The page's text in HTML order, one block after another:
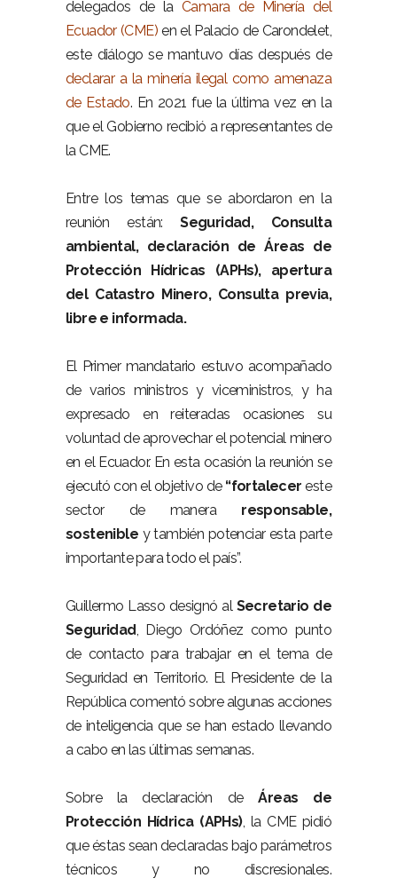
delegados de la Camara de Minería del
Ecuador (CME) en el Palacio de Carondelet,
este diálogo se mantuvo días después de
declarar a la minería ilegal como amenaza
de Estado. En 2021 fue la última vez en la
que el Gobierno recibió a representantes de
la CME.
Entre los temas que se abordaron en la
reunión están:Seguridad,
Consulta
ambiental, declaración de Áreas de
Protección Hídricas (APHs), apertura
del Catastro Minero, Consulta previa,
libre e informada.
El Primer mandatario estuvo acompañado
de varios ministros y viceministros, y ha
expresado en reiteradas ocasiones su
voluntad de aprovechar el potencial minero
en el Ecuador. En esta ocasión la reunión se
ejecutó con el objetivo de “fortalecer este
sector de manera responsable,
sostenible y también potenciar esta parte
importante para todo el país”.
Guillermo Lasso designó al Secretario de
Seguridad, Diego Ordóñez como punto
de contacto para trabajar en el tema de
Seguridad en Territorio. El Presidente de la
República comentó sobre algunas acciones
de inteligencia que se han estado llevando
a cabo en las últimas semanas.
Sobre la declaración deÁreas de
Protección Hídrica (APHs), la CME pidió
que éstas sean declaradas bajo parámetros
técnicos y no discresionales.